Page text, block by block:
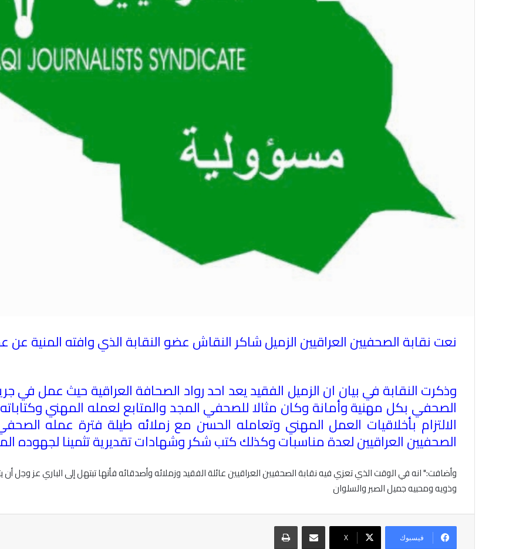
نعت نقابة الصحفيين العراقيين الزميل شاكر النقاش عضو النقابة الذي وافته المنية عن عمر
وذكرت النقابة في بيان ان الزميل الفقيد يعد احد رواد الصحافة العراقية حيث عمل في
الصحفي بكل مهنية وأمانة وكان مثالا للصحفي المجد والمتابع لعمله المهني
الالتزام بأخلاقيات العمل المهني وتعامله الحسن مع زملائه طيلة فترة عمله
الصحفيين العراقيين لعدة مناسبات وكذلك كتب شكر وشهادات تقديرية تثمينا لجهوده
وأضافت:" انه في الوقت الذي تعزي فيه نقابة الصحفيين العراقيين عائلة الفقيد وزملائه وأصدقائه فأنها تبتهل إلى الباري عز وجل
وذويه ومحبيه جميل الصبر والسلوان
فيسبوك X
مشاركة عبر البريد طباعة